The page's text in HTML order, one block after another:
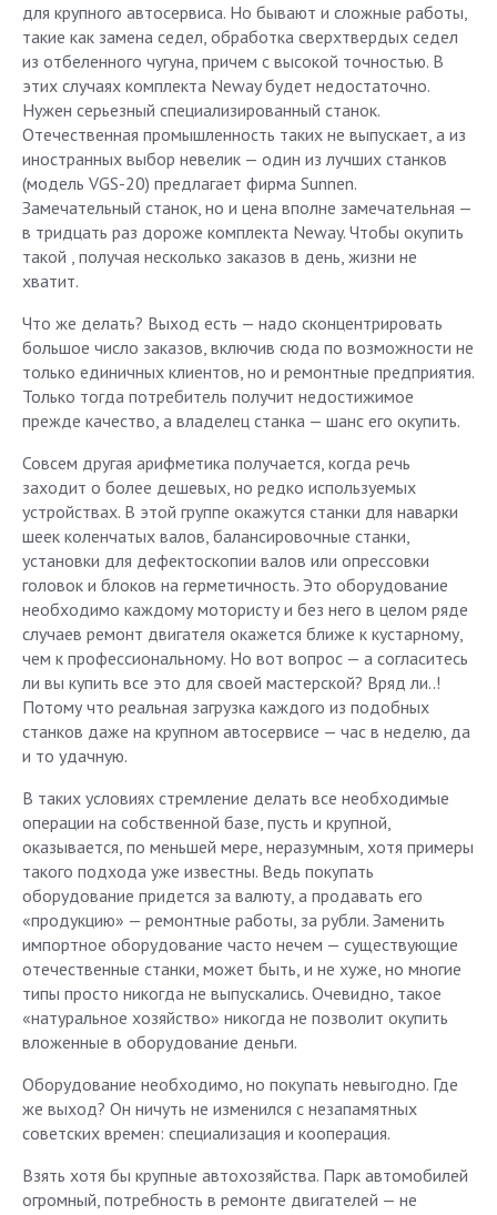
для крупного автосервиса. Но бывают и сложные работы,
такие как замена седел, обработка сверхтвердых седел
из отбеленного чугуна, причем с высокой точностью. В
этих случаях комплекта Neway будет недостаточно.
Нужен серьезный специализированный станок.
Отечественная промышленность таких не выпускает, а из
иностранных выбор невелик — один из лучших станков
(модель VGS-20) предлагает фирма Sunnen.
Замечательный станок, но и цена вполне замечательная —
в тридцать раз дороже комплекта Neway. Чтобы окупить
такой , получая несколько заказов в день, жизни не
хватит.
Что же делать? Выход есть — надо сконцентрировать
большое число заказов, включив сюда по возможности не
только единичных клиентов, но и ремонтные предприятия.
Только тогда потребитель получит недостижимое
прежде качество, а владелец станка — шанс его окупить.
Совсем другая арифметика получается, когда речь
заходит о более дешевых, но редко используемых
устройствах. В этой группе окажутся станки для наварки
шеек коленчатых валов, балансировочные станки,
установки для дефектоскопии валов или опрессовки
головок и блоков на герметичность. Это оборудование
необходимо каждому мотористу и без него в целом ряде
случаев ремонт двигателя окажется ближе к кустарному,
чем к профессиональному. Но вот вопрос — а согласитесь
ли вы купить все это для своей мастерской? Вряд ли..!
Потому что реальная загрузка каждого из подобных
станков даже на крупном автосервисе — час в неделю, да
и то удачную.
В таких условиях стремление делать все необходимые
операции на собственной базе, пусть и крупной,
оказывается, по меньшей мере, неразумным, хотя примеры
такого подхода уже известны. Ведь покупать
оборудование придется за валюту, а продавать его
«продукцию» — ремонтные работы, за рубли. Заменить
импортное оборудование часто нечем — существующие
отечественные станки, может быть, и не хуже, но многие
типы просто никогда не выпускались. Очевидно, такое
«натуральное хозяйство» никогда не позволит окупить
вложенные в оборудование деньги.
Оборудование необходимо, но покупать невыгодно. Где
же выход? Он ничуть не изменился с незапамятных
советских времен: специализация и кооперация.
Взять хотя бы крупные автохозяйства. Парк автомобилей
огромный, потребность в ремонте двигателей — не